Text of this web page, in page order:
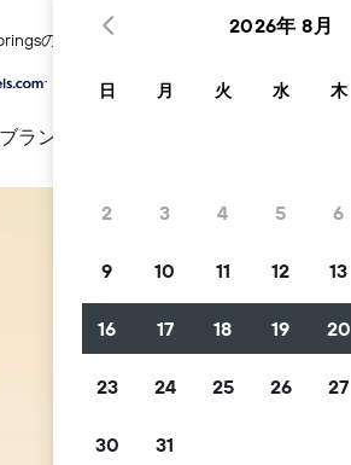
のホテル探しをお手伝いします
ランド
2026年 8月
日 月 火 水 木
2 3 4 5 6
9 10 11 12 13
16 17 18 19 20
23 24 25 26 27
30 31